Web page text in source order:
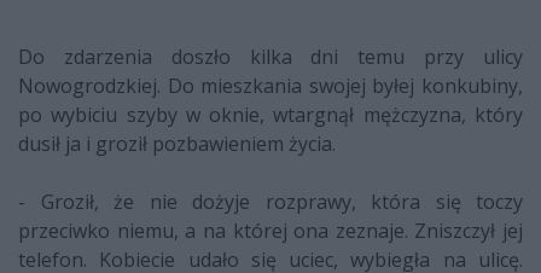
Do zdarzenia doszło kilka dni temu przy ulicy
Nowogrodzkiej. Do mieszkania swojej byłej konkubiny,
po wybiciu szyby w oknie, wtargnął mężczyzna, który
dusił ja i groził pozbawieniem życia.
- Groził, że nie dożyje rozprawy, która się toczy
przeciwko niemu, a na której ona zeznaje. Zniszczył jej
telefon. Kobiecie udało się uciec, wybiegła na ulicę.